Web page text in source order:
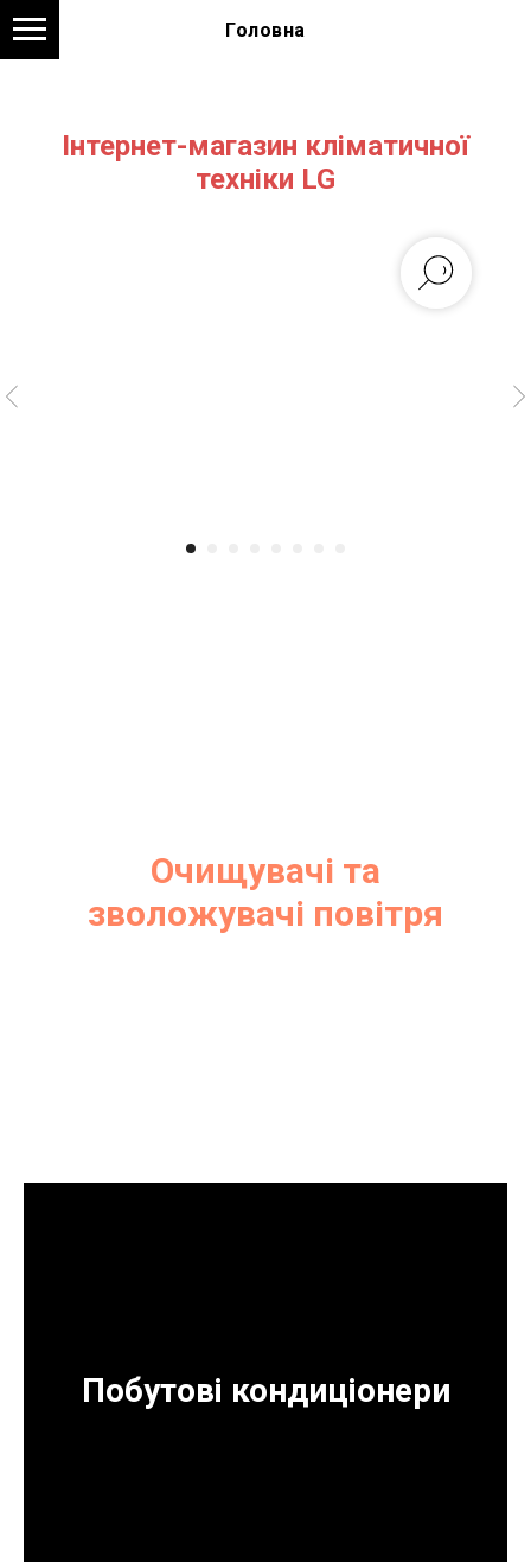
Головна
Інтернет-магазин кліматичної
техніки LG
Очищувачі та
зволожувачі повітря
Побутові кондиціонери